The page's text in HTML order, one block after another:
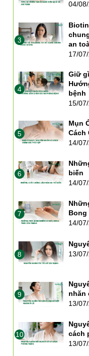
04/
3
an
17/
4
Giữ
bệnh
15/
5
Mụn
Cách
14/
6
biến
14/
7
Bong
14/
8
13/
9
nhăn
13/
10
cách
13/